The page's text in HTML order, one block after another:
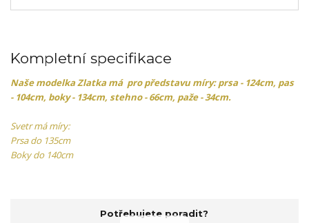
Kompletní specifikace
Naše modelka Zlatka má pro představu míry: prsa - 124cm, pas
- 104cm, boky - 134cm, stehno - 66cm, paže - 34cm.
Svetr má míry:
Prsa do 135cm
Boky do 140cm
Potřebujete poradit?